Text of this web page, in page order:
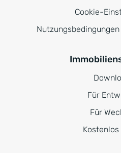
Cookie-
Für
Für